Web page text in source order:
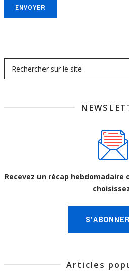
ENVOYER
Recevez un récap hebdomadaire
Articles